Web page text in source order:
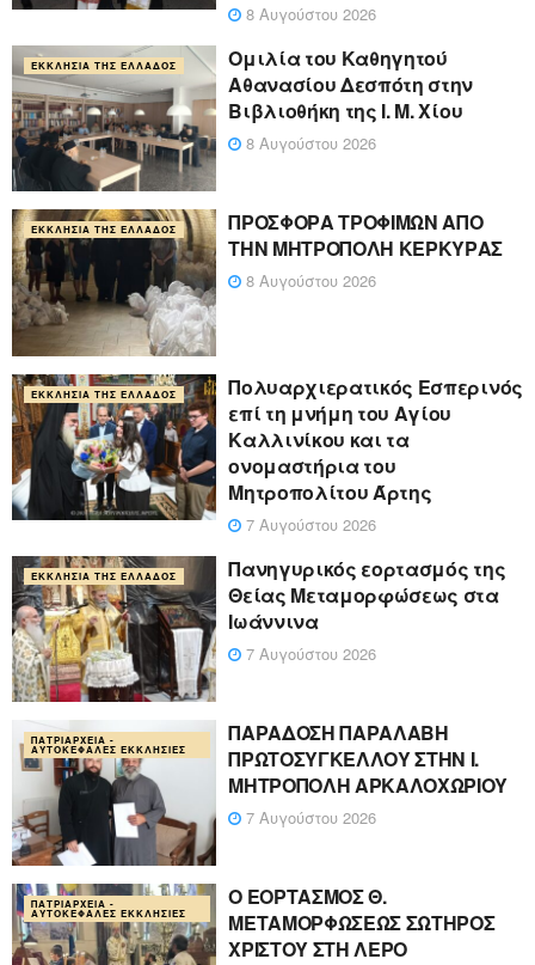
8 Αυγούστου 2026
ΕΚΚΛΗΣΊΑ ΤΗΣ ΕΛΛΆΔΟΣ
Ομιλία του Καθηγητού
Αθανασίου Δεσπότη στην
Βιβλιοθήκη της Ι. Μ. Χίου
8 Αυγούστου 2026
ΕΚΚΛΗΣΊΑ ΤΗΣ ΕΛΛΆΔΟΣ
ΠΡΟΣΦΟΡΑ ΤΡΟΦΙΜΩΝ ΑΠΟ
ΤΗΝ ΜΗΤΡΟΠΟΛΗ ΚΕΡΚΥΡΑΣ
8 Αυγούστου 2026
ΕΚΚΛΗΣΊΑ ΤΗΣ ΕΛΛΆΔΟΣ
Πολυαρχιερατικός Εσπερινός
επί τη μνήμη του Αγίου
Καλλινίκου και τα
ονομαστήρια του
Μητροπολίτου Άρτης
7 Αυγούστου 2026
ΕΚΚΛΗΣΊΑ ΤΗΣ ΕΛΛΆΔΟΣ
Πανηγυρικός εορτασμός της
Θείας Μεταμορφώσεως στα
Ιωάννινα
7 Αυγούστου 2026
ΠΑΤΡΙΑΡΧΕΊΑ -
ΑΥΤΟΚΈΦΑΛΕΣ ΕΚΚΛΗΣΊΕΣ
ΠΑΡΑΔΟΣΗ ΠΑΡΑΛΑΒΗ
ΠΡΩΤΟΣΥΓΚΕΛΛΟΥ ΣΤΗΝ Ι.
ΜΗΤΡΟΠΟΛΗ ΑΡΚΑΛΟΧΩΡΙΟΥ
7 Αυγούστου 2026
ΠΑΤΡΙΑΡΧΕΊΑ -
ΑΥΤΟΚΈΦΑΛΕΣ ΕΚΚΛΗΣΊΕΣ
Ο ΕΟΡΤΑΣΜΟΣ Θ.
ΜΕΤΑΜΟΡΦΩΣΕΩΣ ΣΩΤΗΡΟΣ
ΧΡΙΣΤΟΥ ΣΤΗ ΛΕΡΟ